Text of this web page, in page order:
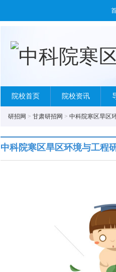
院校首页 院校资讯
研招网 > 甘肃研招网 > 中科院寒区旱区
中科院寒区旱区环境与工程